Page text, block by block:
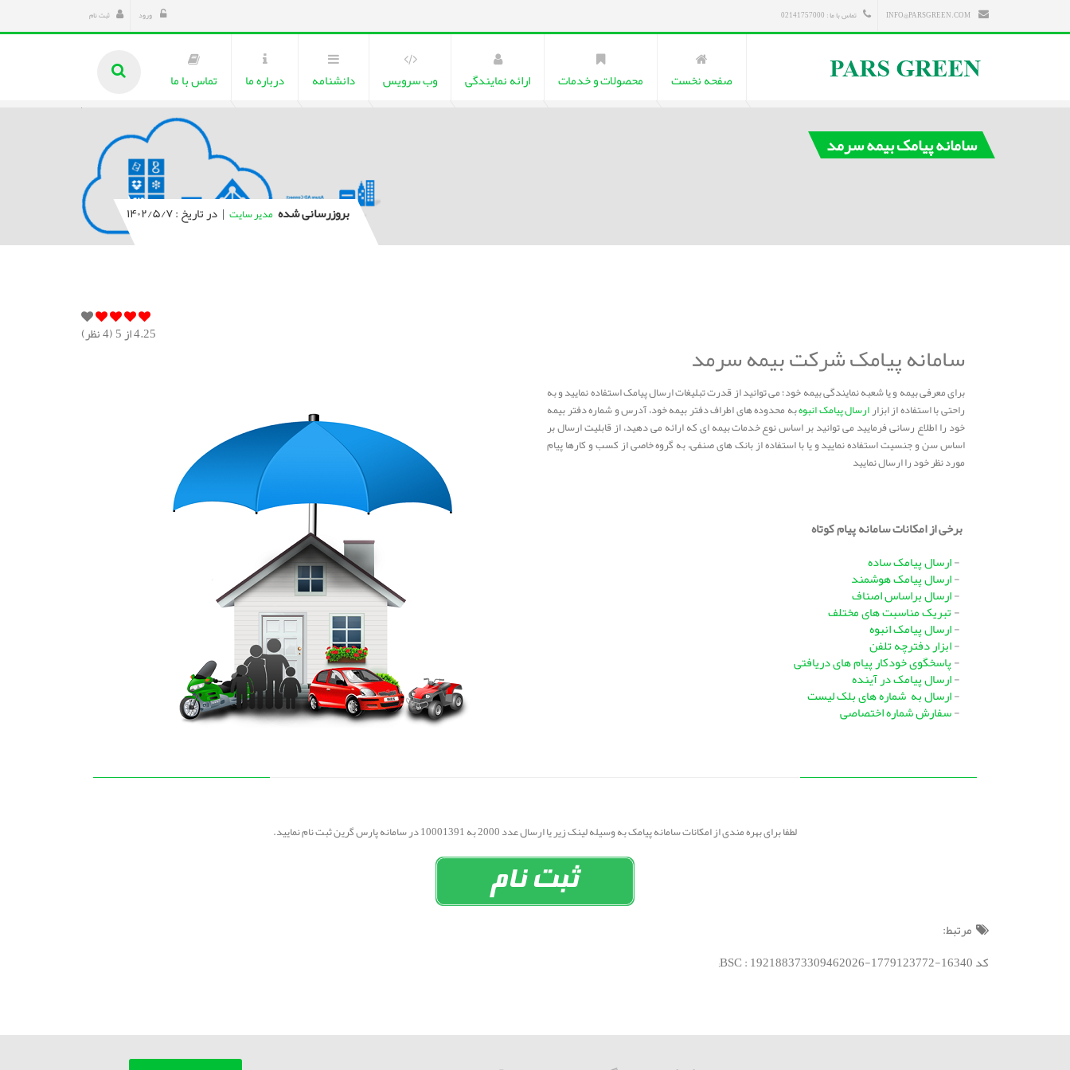
تماس با ما : 02141757000 ورود ثبت نام
صفحه نخست محصولات و خدمات ارائه نمایندگی وب سرویس دانشنامه درباره ما تماس با ما
سامانه پیامک بیمه سرمد
بروزرسانی شده مدیر سایت | در تاریخ : ۱۴۰۲/۵/۷
4.25از 5 ( 4نظر)
سامانه پیامک شرکت بیمه سرمد
برای معرفی بیمه و یا شعبه نمایندگی بیمه خود؛ می توانید از قدرت تبلیغات ارسال پیامک استفاده نمایید و به
راحتی با استفاده از ابزارارسال پیامک انبوهبه محدوده های اطراف دفتر بیمه خود، آدرس و شماره دفتر بیمه
خود را اطلاع رسانی فرمایید می توانید بر اساس نوع خدمات بیمه ای که ارائه می دهید، از قابلیت ارسال بر
اساس سن و جنسیت استفاده نمایید و یا با استفاده از بانک های صنفی، به گروه خاصی از کسب و کارها پیام
مورد نظر خود را ارسال نمایید
برخی از امکانات سامانه پیام کوتاه
-ارسال پیامک ساده
-ارسال پیامک هوشمند
-ارسال براساس اصناف
-تبریک مناسبت های مختلف
-ارسال پیامک انبوه
-ابزار دفترچه تلفن
-پاسخگوی خودکار پیام های دریافتی
-ارسال پیامک در آینده
-ارسال به شماره های بلک لیست
-سفارش شماره اختصاصی
لطفا برای بهره مندی از امکانات سامانه پیامک به وسیله لینک زیر یا ارسال عدد 2000 به 10001391 در سامانه پارس گرین ثبت نام نمایید.
مرتبط:
کد BSC : 192188373309462026-1779123772-16340;